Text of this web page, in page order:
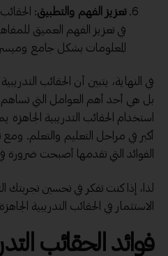
تعزيز الفهم والتطبيق:
في تعزيز الفهم العميق
المعلومات بشكل جامع
في النهاية، يتبين أن الحقائب
بل هي أحد أهم العوامل التي تساهم
استخدام الحقائب التدريبية
أكبر في مراحل التعليم والتعلم. ومع
الفوائد التي تقدمها أصبحت ضرورة
لذا، إذا كنت تفكر في تحسين تجربتك
الاستثمار في الحقائب التدريبية
فوائد الحقائب